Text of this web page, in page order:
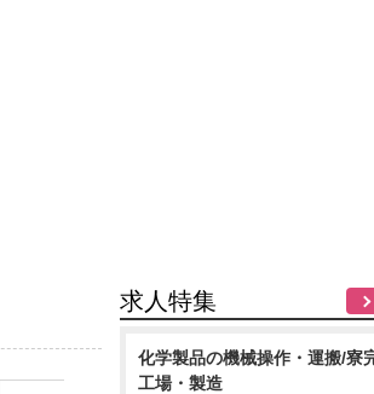
求人特集
化学製品の機械操作・運搬/寮
工場・製造